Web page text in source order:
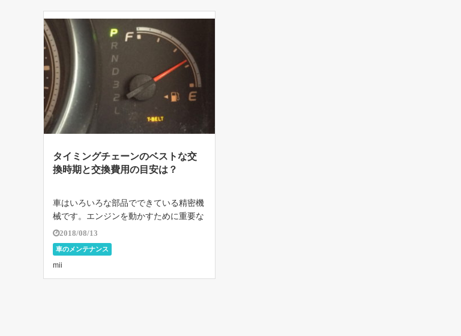
タイミングチェーンのベストな交
換時期と交換費用の目安は？
車はいろいろな部品でできている精密機
械です。エンジンを動かすために重要な
部品のひとつにタイミングチェーンとい
う […]
2018/08/13
車のメンテナンス
mii